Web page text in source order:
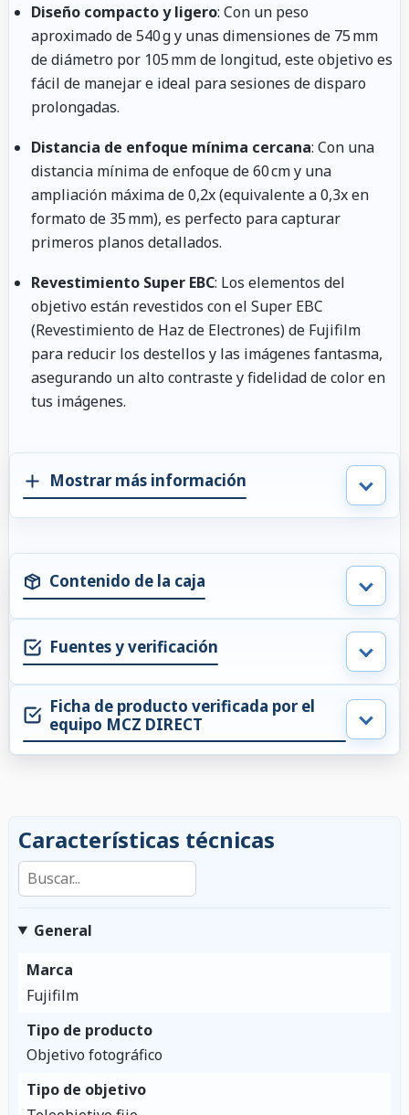
Diseño compacto y ligero: Con un peso
aproximado de 540 g y unas dimensiones de 75 mm
de diámetro por 105 mm de longitud, este objetivo es
fácil de manejar e ideal para sesiones de disparo
prolongadas.
Distancia de enfoque mínima cercana: Con una
distancia mínima de enfoque de 60 cm y una
ampliación máxima de 0,2x (equivalente a 0,3x en
formato de 35 mm), es perfecto para capturar
primeros planos detallados.
Revestimiento Super EBC: Los elementos del
objetivo están revestidos con el Super EBC
(Revestimiento de Haz de Electrones) de Fujifilm
para reducir los destellos y las imágenes fantasma,
asegurando un alto contraste y fidelidad de color en
tus imágenes.
Mostrar más información
Contenido de la caja
Fuentes y verificación
Ficha de producto verificada por el
equipo MCZ DIRECT
Características técnicas
Buscar en las características
General
Marca
Fujifilm
Tipo de producto
Objetivo fotográfico
Tipo de objetivo